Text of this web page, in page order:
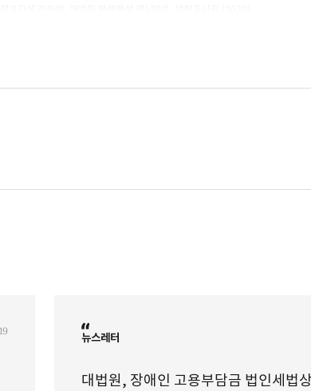
설 제126호 , 법원도서관 (2022)
채무자의 파산으로 구상권을 행사할 수 없게 된 경우 후발적 경정청구 사
형 대법관 재임기념 논문집, 사법발전재단 (2022)
규정의 적용가부, 대법원 판례해설 제126호, 법원도서관 (2021)
에 따른 후발적 경정청구 거부처분 취소소송의 소송물과 대여계약 취소
뉴스레터
대법원, 장애인 고용부담금 법인세법